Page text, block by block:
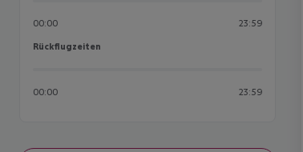
00:00 23:59
Rückflugzeiten
Rückflugzeiten
00:00 23:59